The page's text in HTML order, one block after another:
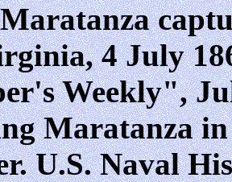
4 July
Weekly",
Maratanza
U.S. Naval